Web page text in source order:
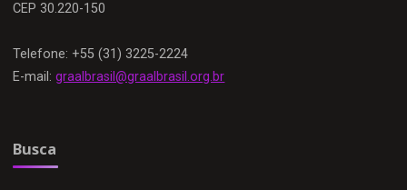
CEP 30.220-150
Telefone: +55 (31) 3225-2224
E-mail:graalbrasil@graalbrasil.org.br
Busca